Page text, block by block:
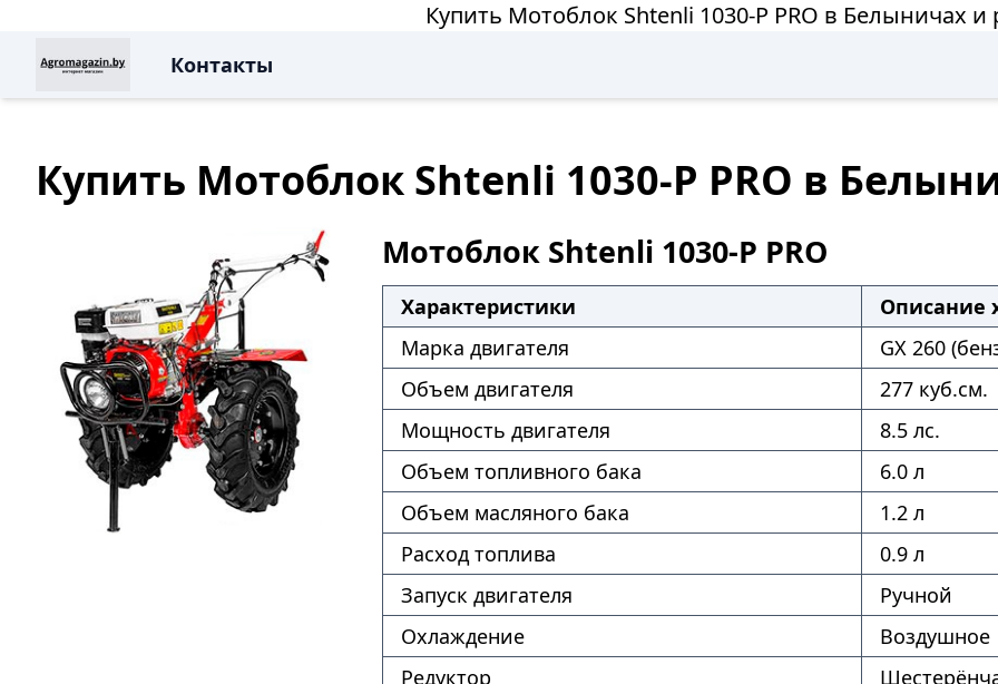
Купить Мотоблок Shtenli 1030-P PRO в Белыничах и
Контакты
Купить Мотоблок Shtenli 1030-P PRO в
Мотоблок Shtenli 1030-P PRO
Характеристики
Описание
Марка двигателя
GX 260
Объем двигателя
277 куб.см.
Мощность двигателя
8.5 лс.
Объем топливного бака
6.0 л
Объем масляного бака
1.2 л
Расход топлива
0.9 л
Запуск двигателя
Ручной
Охлаждение
Воздушное
Редуктор